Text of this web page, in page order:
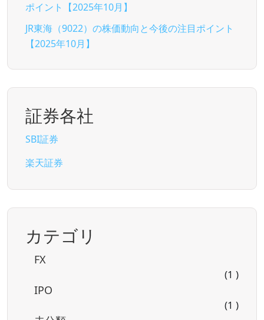
ポイント【2025年10月】
JR東海（9022）の株価動向と今後の注目ポイント
【2025年10月】
証券各社
SBI証券
楽天証券
カテゴリ
FX
(1 )
IPO
(1 )